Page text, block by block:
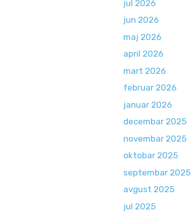
jul 2026
jun 2026
maj 2026
april 2026
mart 2026
februar 2026
januar 2026
decembar 2025
novembar 2025
oktobar 2025
septembar 2025
avgust 2025
jul 2025